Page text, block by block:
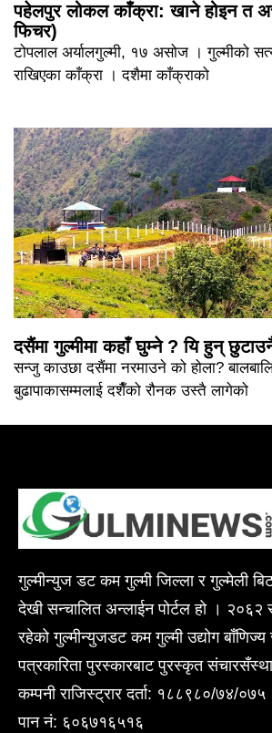
पहेलपुर लोकल काँक्रा: खाने होइन त
फिचर)
टोपलाल अर्यालगुल्मी, १७ असोज । गुल्मीको
राखिएका काँक्रा । दशैमा काँक्राको
दसैंमा गुल्मीमा कहाँ घुम्ने ? यि हुन्
सन्जु काउछा दसैंमा नरमाउने को होला?
बुढापाकासम्मलाई दशैँको रौनक उस्तै लागेको
गुल्मीन्युज डट कम गुल्मी जिल्ला र गुल्मेली
देखी सन्चालित अन्लाईन पोर्टल हो । २०६२
रहेको गुल्मीन्युजडट कम गुल्मी उद्योग
पत्रकारिता पुरस्कारबाट पुरस्कृत
कम्पनी राजिस्ट्रार दर्ता: १८८९८०/७४/०७५
पान नं: ६०६७१६५१६